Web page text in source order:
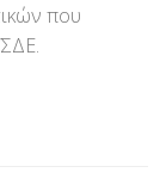
που